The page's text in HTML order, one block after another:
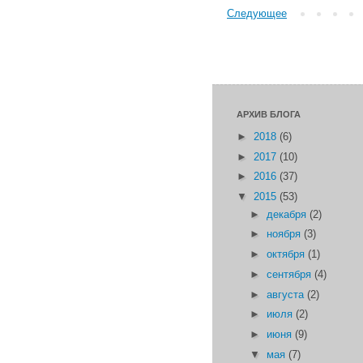
Следующее
АРХИВ БЛОГА
► 2018 (6)
► 2017 (10)
► 2016 (37)
▼ 2015 (53)
► декабря (2)
► ноября (3)
► октября (1)
► сентября (4)
► августа (2)
► июля (2)
► июня (9)
▼ мая (7)